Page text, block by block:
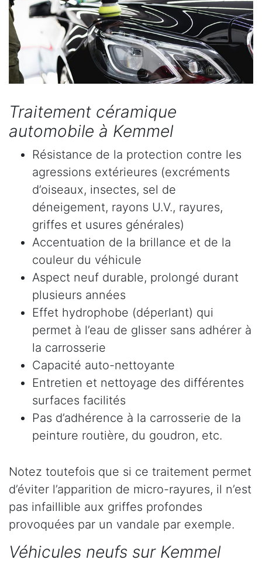
Traitement céramique
automobile à Kemmel
Résistance de la protection contre les
agressions extérieures (excréments
d’oiseaux, insectes, sel de
déneigement, rayons U.V., rayures,
griffes et usures générales)
Accentuation de la brillance et de la
couleur du véhicule
Aspect neuf durable, prolongé durant
plusieurs années
Effet hydrophobe (déperlant) qui
permet à l’eau de glisser sans adhérer à
la carrosserie
Capacité auto-nettoyante
Entretien et nettoyage des différentes
surfaces facilités
Pas d’adhérence à la carrosserie de la
peinture routière, du goudron, etc.
Notez toutefois que si ce traitement permet
d’éviter l’apparition de micro-rayures, il n’est
pas infaillible aux griffes profondes
provoquées par un vandale par exemple.
Véhicules neufs sur Kemmel